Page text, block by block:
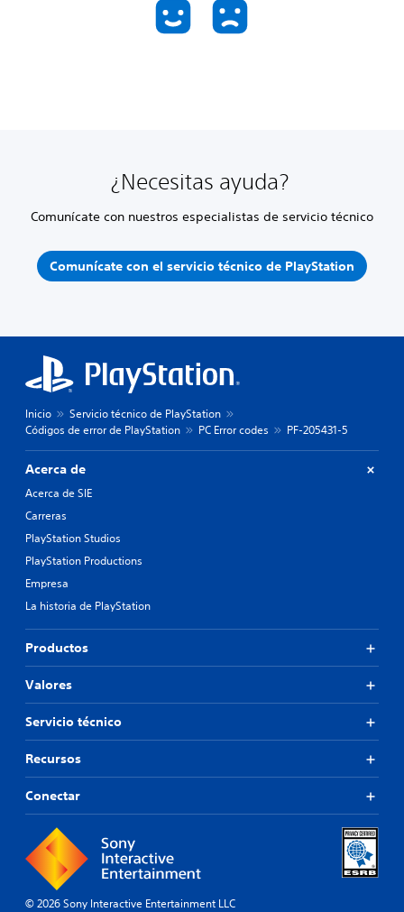
¿Necesitas ayuda?
Comunícate con nuestros especialistas de servicio técnico
Comunícate con el servicio técnico de PlayStation
Inicio
Servicio técnico de PlayStation
Códigos de error de PlayStation
PC Error codes PF-205431-5
Acerca de
Acerca de SIE
Carreras
PlayStation Studios
PlayStation Productions
Empresa
La historia de PlayStation
Productos
Valores
Servicio técnico
Recursos
Conectar
© 2026 Sony Interactive Entertainment LLC